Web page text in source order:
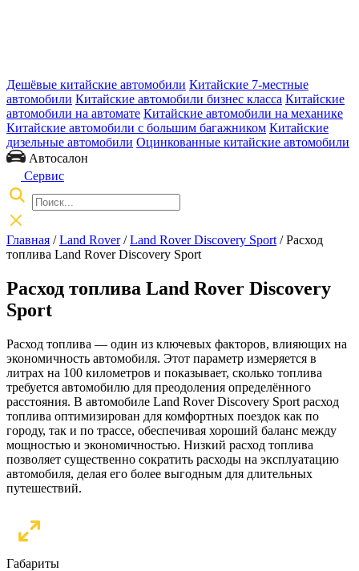
Дешёвые китайские автомобили Китайские 7-местные
автомобили Китайские автомобили бизнес класса Китайские
автомобили на автомате Китайские автомобили на механике
Китайские автомобили с большим багажником Китайские
дизельные автомобили Оцинкованные китайские автомобили
Автосалон
Сервис
Главная /Land Rover/Land Rover Discovery Sport / Расход
топлива Land Rover Discovery Sport
Расход топлива Land Rover Discovery
Sport
Расход топлива — один из ключевых факторов, влияющих на
экономичность автомобиля. Этот параметр измеряется в
литрах на 100 километров и показывает, сколько топлива
требуется автомобилю для преодоления определённого
расстояния. В автомобиле Land Rover Discovery Sport расход
топлива оптимизирован для комфортных поездок как по
городу, так и по трассе, обеспечивая хороший баланс между
мощностью и экономичностью. Низкий расход топлива
позволяет существенно сократить расходы на эксплуатацию
автомобиля, делая его более выгодным для длительных
путешествий.
Габариты